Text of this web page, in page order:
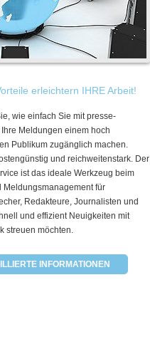
erleichtern IHRE Arbeit!
wie einfach Sie mit presse-
Meldungen einem hoch
Publikum zugänglich machen.
und reichweitenstark. Der
ist das ideale Werkzeug beim
Meldungsmanagement für
Redakteure, Journalisten und
und effizient Neuigkeiten mit
streuen möchten.
INFORMATIONEN